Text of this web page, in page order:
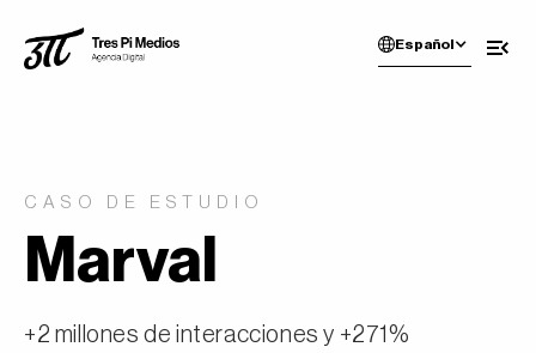
Español
CASO DE ESTUDIO
Marval
+2 millones de interacciones y +271%